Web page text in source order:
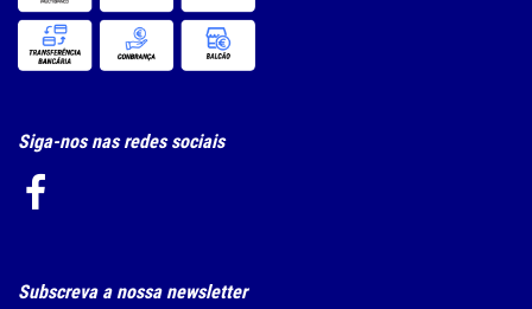
Siga-nos nas redes sociais
Subscreva a nossa newsletter